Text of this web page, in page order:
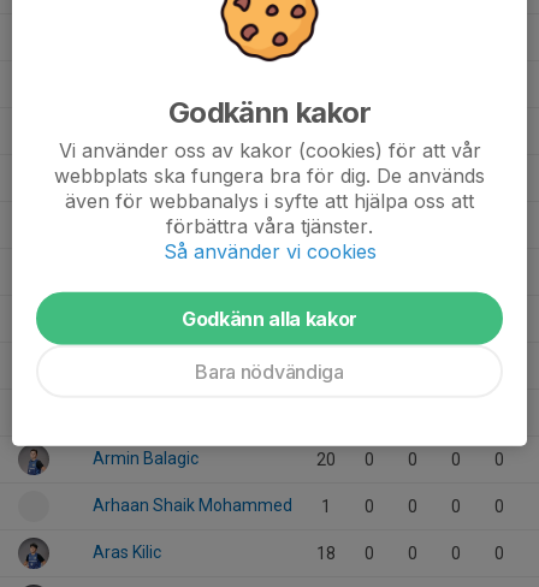
Felix Dahl 19 0 0 0
Daniel Vyshneskyi 6 0
Bruno Lepper 2 0
6
Armin Balagic 20 0 0 0 0
Arhaan Shaik Mohammed 1 0 0 0 0
Aras Kilic 18 0 0 0 0
Godkänn kakor
Vi använder oss av kakor (cookies) för att vår
webbplats ska fungera bra för dig. De används
även för webbanalys i syfte att hjälpa oss att
förbättra våra tjänster.
Så använder vi cookies
Godkänn alla kakor
Bara nödvändiga